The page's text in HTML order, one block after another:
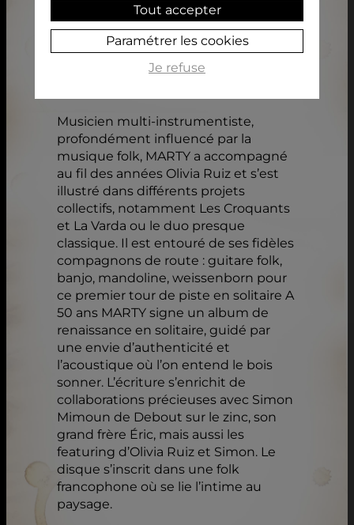
350g / Insert 4 pages / 10 titres – Durée : 33 min – 295
CD : Digisleeve 6 pages / Livret 12
pages/ 1 CD / 10 titres – Durée : 33
Musicien multi-instrumentiste,
profondément influencé par la
musique folk, MARTY a accompagné
au fil des années Olivia Ruiz et s’est
illustré dans différents projets
collectifs, notamment Les Croquants
et La Varda ou le duo presque
classique. Il est entouré de ses fidèles
compagnons de route : guitare folk,
banjo, mandoline, weissenborn pour
ce premier tour de piste en solitaire A
50 ans MARTY signe un album de
renaissance en solitaire, guidé par
une envie d’authenticité et
l’acoustique où l’on entend le bois
sonner. L’écriture s’enrichit de
collaborations précieuses avec Simon
Mimoun de Debout sur le zinc, son
grand frère Éric, mais aussi les
featuring d’Olivia Ruiz et Simon. Le
disque s’inscrit dans une folk
francophone où se lie l’intime au
paysage.
Tout accepter
Paramétrer les cookies
Je refuse